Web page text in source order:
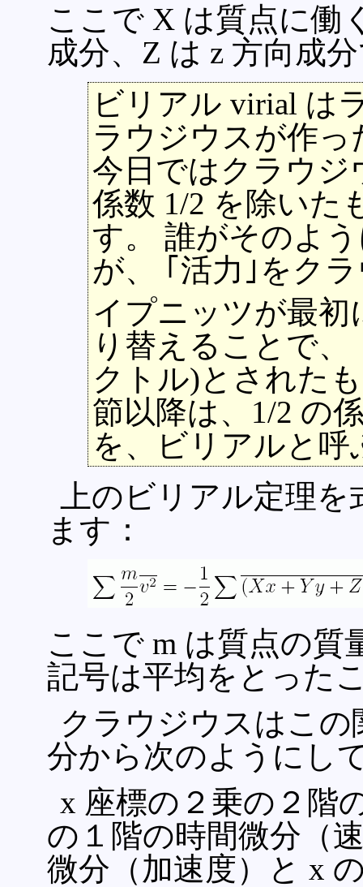
ここで X は質点に働
成分、Z は z 方向成
ビリアル virial は
ラウジウスが作っ
今日ではクラウジ
係数 1/2 を除いた
す。 誰がそのよ
が、 ｢活力｣をク
イプニッツが最初
り替えることで
クトル)とされた
節以降は、1/2 の
を、ビリアルと
上のビリアル定理
ます：
ここで m は質点の質
記号は平均をとった
クラウジウスはこ
分から次のようにし
x 座標の２乗の２階
の１階の時間微分（
微分（加速度）と x